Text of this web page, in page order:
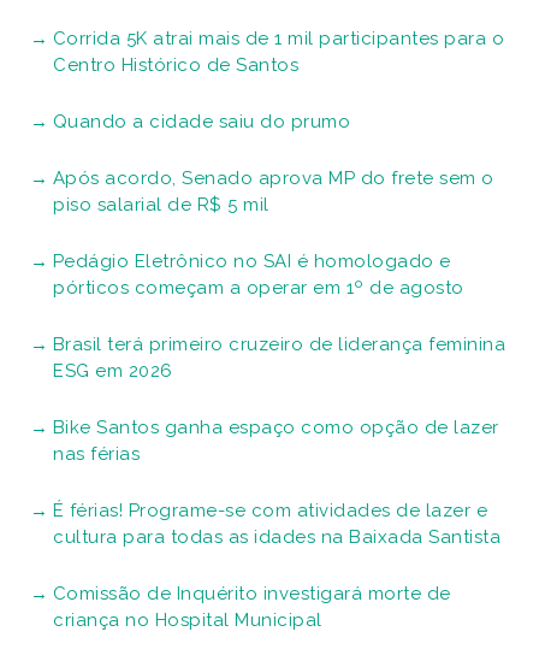
Corrida 5K atrai mais de 1 mil participantes para o
Centro Histórico de Santos
Quando a cidade saiu do prumo
Após acordo, Senado aprova MP do frete sem o
piso salarial de R$ 5 mil
Pedágio Eletrônico no SAI é homologado e
pórticos começam a operar em 1º de agosto
Brasil terá primeiro cruzeiro de liderança feminina
ESG em 2026
Bike Santos ganha espaço como opção de lazer
nas férias
É férias! Programe-se com atividades de lazer e
cultura para todas as idades na Baixada Santista
Comissão de Inquérito investigará morte de
criança no Hospital Municipal